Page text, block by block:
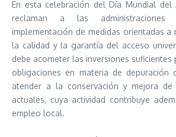
En esta celebración del Día Mundial del
reclaman a las
implementación de medidas orientadas a
la calidad y la garantía del acceso
debe acometer las inversiones suficientes
obligaciones en materia de depuración
atender a la conservación y mejora de
actuales, cuya actividad contribuye
empleo local.